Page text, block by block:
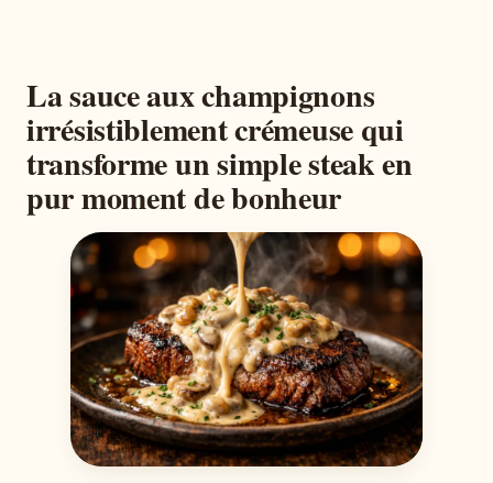
La sauce aux champignons
irrésistiblement crémeuse qui
transforme un simple steak en
pur moment de bonheur